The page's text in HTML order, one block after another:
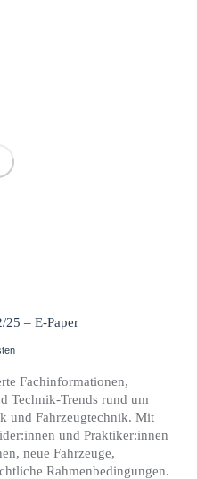
25 – E-Paper
Fachinformationen,
Technik-Trends rund um
und Fahrzeugtechnik. Mit
und Praktiker:innen
neue Fahrzeuge,
Rahmenbedingungen.